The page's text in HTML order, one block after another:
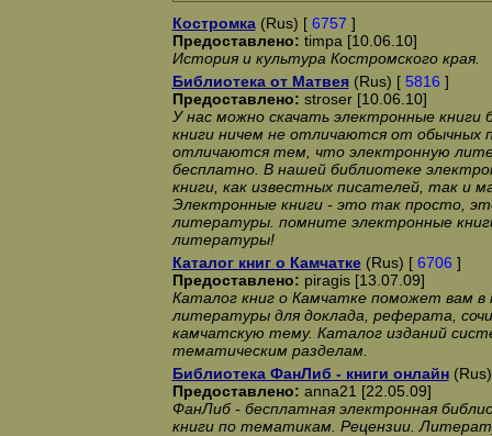
Костромка(Rus) [ 6757 ]
Предоставлено: timpa [10.06.10]
История и культура Костромского края.
Библиотека от Матвея(Rus) [ 5816 ]
Предоставлено: stroser [10.06.10]
У нас можно скачать электронные
книги ничем не отличаются от обычных
отличаются тем, что электронную
бесплатно. В нашей библиотеке
книги, как известных писателей, так и
Электронные книги - это так просто,
литературы. помните электронные
литературы!
Каталог книг о Камчатке(Rus) [ 6706 ]
Предоставлено: piragis [13.07.09]
Каталог книг о Камчатке поможет вам в
литературы для доклада, реферата,
камчатскую тему. Каталог изданий
тематическим разделам.
Библиотека ФанЛиб - книги онлайн
Предоставлено: anna21 [22.05.09]
ФанЛиб - бесплатная электронная
книги по тематикам. Рецензии.